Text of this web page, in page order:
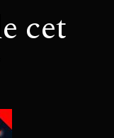
cet